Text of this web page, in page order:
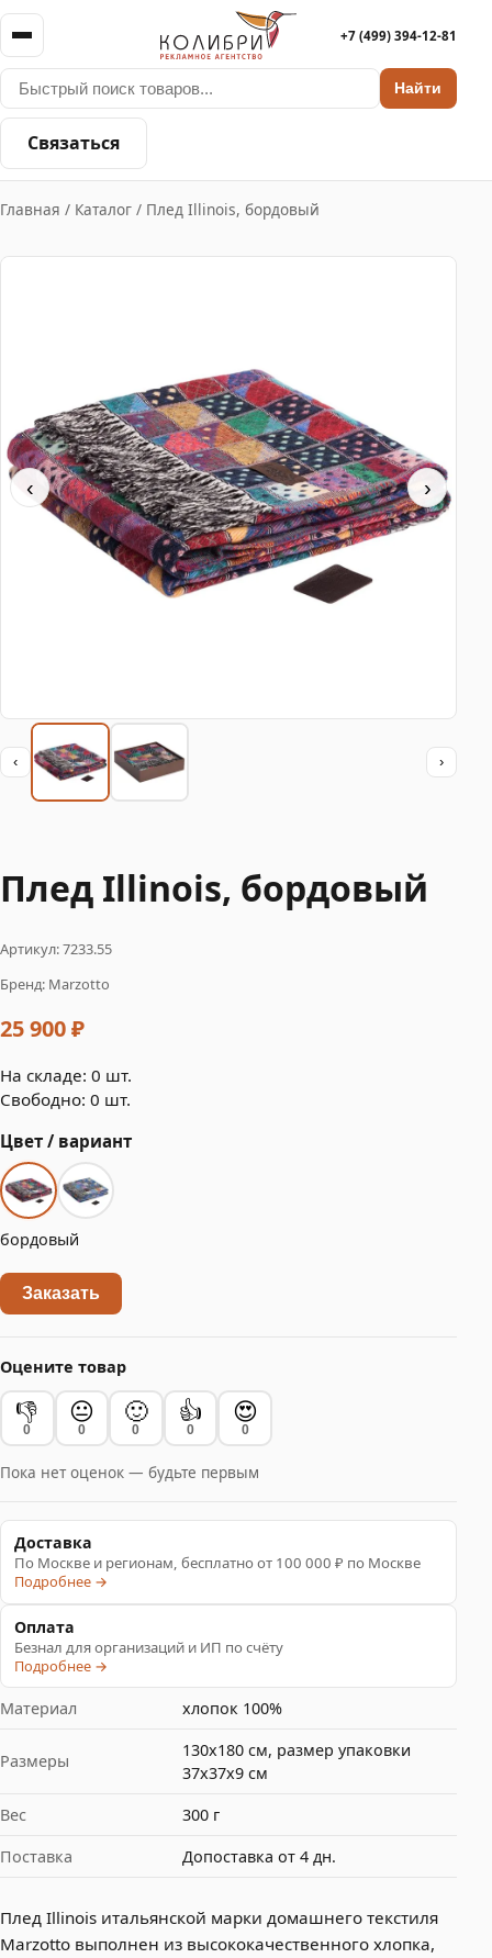
Найти
+7 (499) 394-12-81
Связаться
Главная / Каталог / Плед Illinois, бордовый
‹ ›
‹ ›
Плед Illinois, бордовый
Артикул: 7233.55
Бренд: Marzotto
25 900 ₽
На складе: 0 шт.
Свободно: 0 шт.
Цвет / вариант
бордовый
Заказать
Оцените товар
👎
0
😐
0
🙂
0
👍
0
😍
0
Пока нет оценок — будьте первым
Доставка
По Москве и регионам, бесплатно от 100 000 ₽ по Москве
Подробнее →
Оплата
Безнал для организаций и ИП по счёту
Подробнее →
Материал хлопок 100%
Размеры
130х180 см, размер упаковки
37х37х9 см
Вес
300 г
Поставка
Допоставка от 4 дн.
Плед Illinois итальянской марки домашнего текстиля
Marzotto выполнен из высококачественного хлопка,